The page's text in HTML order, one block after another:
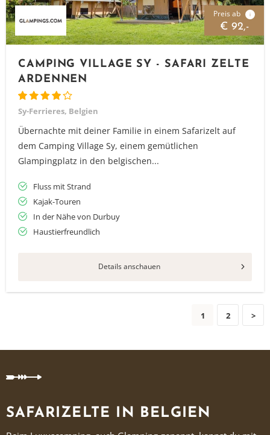
Preis ab i
€ 92,-
CAMPING VILLAGE SY - SAFARI ZELTE
ARDENNEN
Sy-Ferrieres, Belgien
Übernachte mit deiner Familie in einem Safarizelt auf
dem Camping Village Sy, einem gemütlichen
Glampingplatz in den belgischen...
Fluss mit Strand
Kajak-Touren
In der Nähe von Durbuy
Haustierfreundlich
Details anschauen
1 2 >
SAFARIZELTE IN BELGIEN